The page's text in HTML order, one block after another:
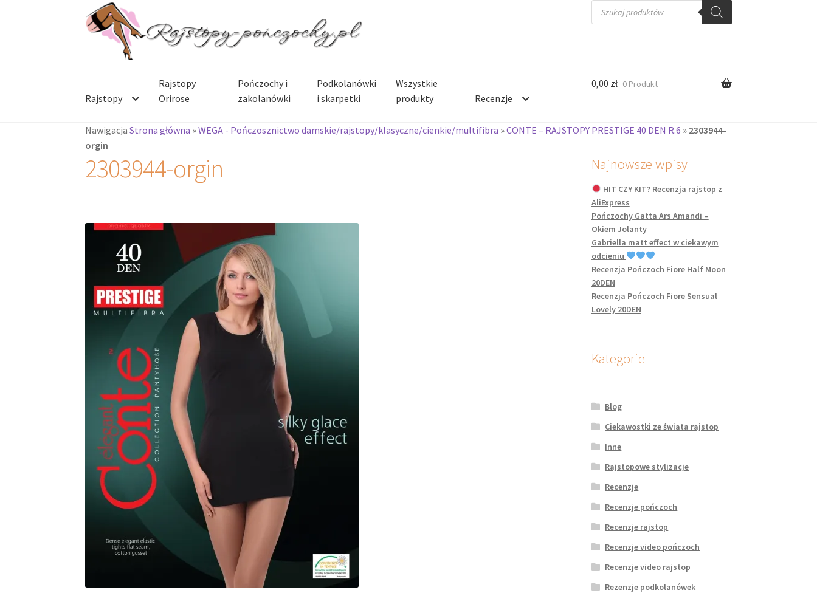
Przejdź
do
nawigacji
Przejdź
do
treści
Wyszukiwarka
produktów
Rajstopy
Rajstopy
Orirose
Pończochy i
zakolanówki
Podkolanówki
i skarpetki
Wszystkie
produkty
Recenzje
0,00 zł 0 Produkt
NawigacjaStrona główna »WEGA - Pończosznictwo damskie/rajstopy/klasyczne/cienkie/multifibra »CONTE – RAJSTOPY PRESTIGE 40 DEN R.6 » 2303944-
orgin
2303944-orgin Najnowsze wpisy
HIT CZY KIT? Recenzja rajstop z
AliExpress
Pończochy Gatta Ars Amandi –
Okiem Jolanty
Gabriella matt effect w ciekawym
odcieniu
Recenzja Pończoch Fiore Half Moon
20DEN
Recenzja Pończoch Fiore Sensual
Lovely 20DEN
Kategorie
Blog
Ciekawostki ze świata rajstop
Inne
Rajstopowe stylizacje
Recenzje
Recenzje pończoch
Recenzje rajstop
Recenzje video pończoch
Recenzje video rajstop
Rezenzje podkolanówek